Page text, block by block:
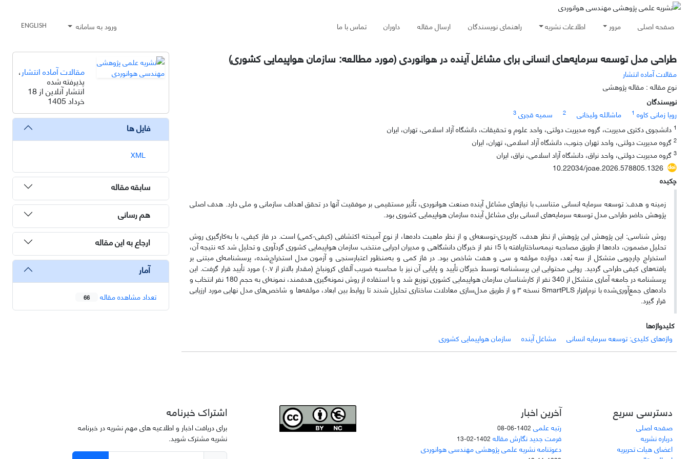
صفحه اصلی مرور اطلاعات نشریه راهنمای نویسندگان ارسال مقاله داوران تماس با ما ورود به سامانه ENGLISH
طراحی مدل توسعه سرمایه‌های انسانی برای مشاغل آینده در هوانوردی (مورد مطالعه: سازمان هواپیمایی کشوری)
مقالات آماده انتشار
نوع مقاله : مقاله پژوهشی
نویسندگان
رویا زمانی کاوه 1 ماشالله ولیخانی 2 سمیه قجری 3
1 دانشجوی دکتری مدیریت، گروه مدیریت دولتی، واحد علوم و تحقیقات، دانشگاه آزاد اسلامی، تهران، ایران
2 گروه مدیریت دولتی، واحد تهران جنوب، دانشگاه آزاد اسلامی، تهران، ایران
3 گروه مدیریت دولتی، واحد نراق، دانشگاه آزاد اسلامی، نراق، ایران
10.22034/joae.2026.578805.1326
چکیده
زمینه و هدف: توسعه سرمایه انسانی متناسب با نیازهای مشاغل آینده صنعت هوانوردی، تأثیر مستقیمی بر موفقیت آنها در تحقق اهداف سازمانی و ملی دارد. هدف اصلی
پژوهش حاضر طراحی مدل توسعه سرمایه‌های انسانی برای مشاغل آینده سازمان هواپیمایی کشوری بود.
روش شناسی: این پژوهش این پژوهش از نظر هدف، کاربردی-توسعه‌ای و از نظر ماهیت داده‌ها، از نوع آمیخته اکتشافی (کیفی-کمی) است. در فاز کیفی، با به‌کارگیری روش
تحلیل مضمون، داده‌ها از طریق مصاحبه نیمه‌ساختاریافته با ۱5 نفر از خبرگان دانشگاهی و مدیران اجرایی منتخب سازمان هواپیمایی کشوری گردآوری و تحلیل شد که نتیجه آن،
استخراج چارچوبی متشکل از سه بُعد، دوازده مولفه و سی و هفت شاخص بود. در فاز کمی و به‌منظور اعتبارسنجی و آزمون مدل استخراج‌شده، پرسشنامه‌ای مبتنی بر
یافته‌های کیفی طراحی گردید. روایی محتوایی این پرسشنامه توسط خبرگان تأیید و پایایی آن نیز با محاسبه ضریب آلفای کرونباخ (مقدار بالاتر از ۰.۷) مورد تأیید قرار گرفت. این
پرسشنامه در جامعه آماری متشکل از 340 نفر از کارشناسان سازمان هواپیمایی کشوری توزیع شد و با استفاده از روش نمونه‌گیری هدفمند، نمونه‌ای به حجم 180 نفر انتخاب و
داده‌های جمع‌آوری‌شده با نرم‌افزار SmartPLS نسخه ۳ و از طریق مدل‌سازی معادلات ساختاری تحلیل شدند تا روابط بین ابعاد، مولفه‌ها و شاخص‌های مدل نهایی مورد ارزیابی
قرار گیرد.
کلیدواژه‌ها
واژه‌های کلیدی: توسعه سرمایه انسانی
مشاغل آینده سازمان هواپیمایی کشوری
مقالات آماده انتشار،
پذیرفته شده
انتشار آنلاین از 18
خرداد 1405
فایل ها
XML
سابقه مقاله
هم رسانی
ارجاع به این مقاله
آمار
تعداد مشاهده مقاله 66
دسترسی سریع
صفحه اصلی
درباره نشریه
اعضای هیات تحریریه
آخرین اخبار
رتبه علمی 1402-06-08
فرمت جدید نگارش مقاله 1402-02-13
دعوتنامه نشریه علمی پژوهشی مهندسی هوانوردی
اشتراک خبرنامه
برای دریافت اخبار و اطلاعیه های مهم نشریه در خبرنامه
نشریه مشترک شوید.